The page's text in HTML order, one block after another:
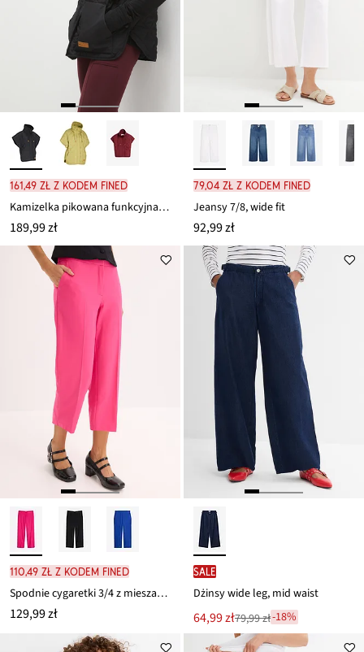
161,49 zł z kodem FINED
Kamizelka pikowana funkcyjna oversize, hydrofobowa
189,99 zł
79,04 zł z kodem FINED
Jeansy 7/8, wide fit
92,99 zł
110,49 zł z kodem FINED
Spodnie cygaretki 3/4 z mieszanki wiskozy
129,99 zł
SALE
Dżinsy wide leg, mid waist
Nowa
cena
64,99 zł
Przeceniono
79,99 zł-18%